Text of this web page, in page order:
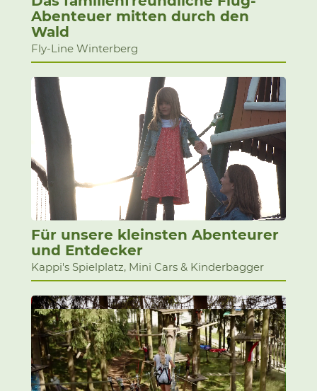
Abenteuer mitten durch den
Wald
Fly-Line Winterberg
Für unsere kleinsten Abenteurer
und Entdecker
Kappi's Spielplatz, Mini Cars & Kinderbagger